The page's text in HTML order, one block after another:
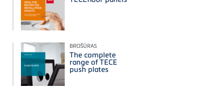
BROŠŪRAS
The complete
range of TECE
push plates